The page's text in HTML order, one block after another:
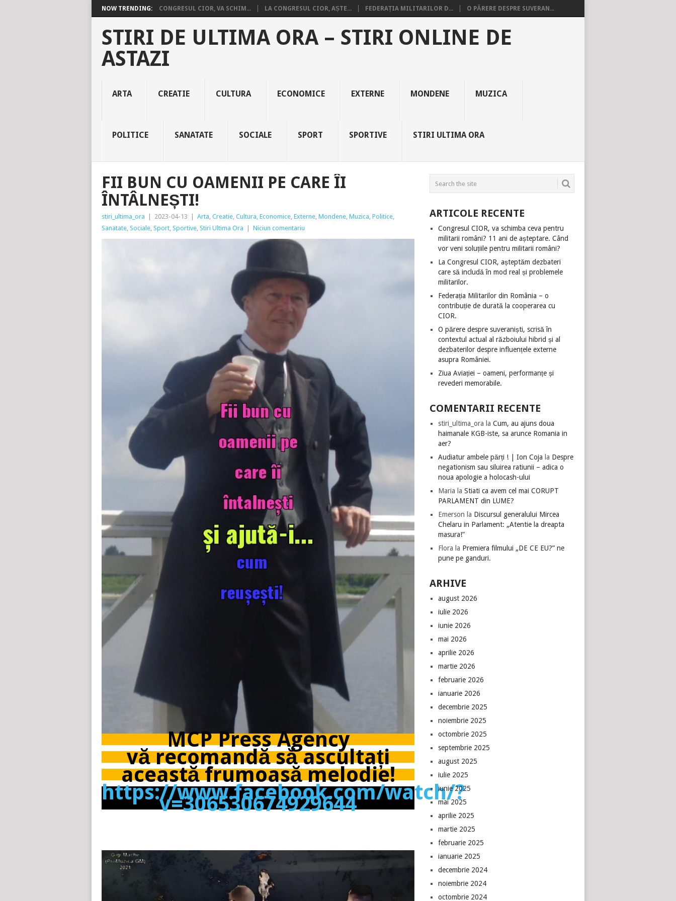
NOW TRENDING: CONGRESUL CIOR, VA SCHIM... LA CONGRESUL CIOR, AȘTE... FEDERAȚIA MILITARILOR D... O PĂRERE DESPRE SUVERAN...
STIRI DE ULTIMA ORA – STIRI ONLINE DE
ASTAZI
ARTA CREATIE CULTURA ECONOMICE EXTERNE MONDENE MUZICA
POLITICE SANATATE SOCIALE SPORT SPORTIVE STIRI ULTIMA ORA
FII BUN CU OAMENII PE CARE ÎI
ÎNTÂLNEȘTI!
stiri_ultima_ora 2023-04-13 Arta, Creatie, Cultura, Economice, Externe, Mondene, Muzica, Politice,
Sanatate, Sociale, Sport, Sportive, Stiri Ultima Ora Niciun comentariu
MCP Press Agency
vă recomandă să ascultați
această frumoasă melodie!
https://www.facebook.com/watch/?
v=306530674929644
ARTICOLE RECENTE
Congresul CIOR, va schimba ceva pentru
militarii români? 11 ani de așteptare. Când
vor veni soluțiile pentru militarii români?
La Congresul CIOR, așteptăm dezbateri
care să includă în mod real și problemele
militarilor.
Federația Militarilor din România – o
contribuție de durată la cooperarea cu
CIOR.
O părere despre suveraniști, scrisă în
contextul actual al războiului hibrid și al
dezbaterilor despre influențele externe
asupra României.
Ziua Aviației – oameni, performanțe și
revederi memorabile.
COMENTARII RECENTE
stiri_ultima_ora laCum, au ajuns doua
haimanale KGB-iste, sa arunce Romania in
aer?
Audiatur ambele părți ! | Ion Coja la Despre
negationism sau siluirea ratiunii – adica o
noua apologie a holocash-ului
Maria laStiati ca avem cel mai CORUPT
PARLAMENT din LUME?
Emerson la Discursul generalului Mircea
Chelaru in Parlament: „Atentie la dreapta
masura!”
Flora la Premiera filmului „DE CE EU?” ne
pune pe ganduri.
ARHIVE
august 2026
iulie 2026
iunie 2026
mai 2026
aprilie 2026
martie 2026
februarie 2026
ianuarie 2026
decembrie 2025
noiembrie 2025
octombrie 2025
septembrie 2025
august 2025
iulie 2025
iunie 2025
mai 2025
aprilie 2025
martie 2025
februarie 2025
ianuarie 2025
decembrie 2024
noiembrie 2024
octombrie 2024